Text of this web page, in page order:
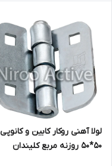
لولا آهنی روکار کابین و کانوپی
۵۰*۵۰ روزنه مربع کلیندان